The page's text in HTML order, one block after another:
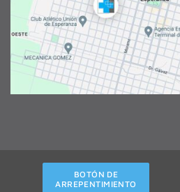
BOTÓN DE
ARREPENTIMIENTO